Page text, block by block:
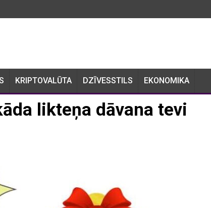
KRIPTOVALŪTA DZĪVESSTILS EKONOMIKA
likteņa dāvana tevi